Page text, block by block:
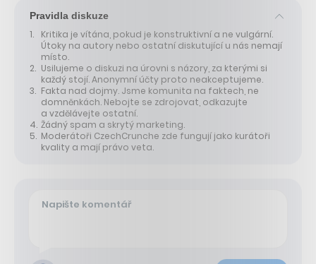
Pravidla diskuze
Kritika je vítána, pokud je konstruktivní a ne vulgární.
Útoky na autory nebo ostatní diskutující u nás nemají
místo.
Usilujeme o diskuzi na úrovni s názory, za kterými si
každý stojí. Anonymní účty proto neakceptujeme.
Fakta nad dojmy. Jsme komunita na faktech, ne
domněnkách. Nebojte se zdrojovat, odkazujte
a vzdělávejte ostatní.
Žádný spam a skrytý marketing.
Moderátoři CzechCrunche zde fungují jako kurátoři
kvality a mají právo veta.